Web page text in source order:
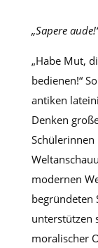
„Sapere
„Habe Mut,
bedienen!“
antiken
Denken
modernen
begründeten
unterstützen
moralischer